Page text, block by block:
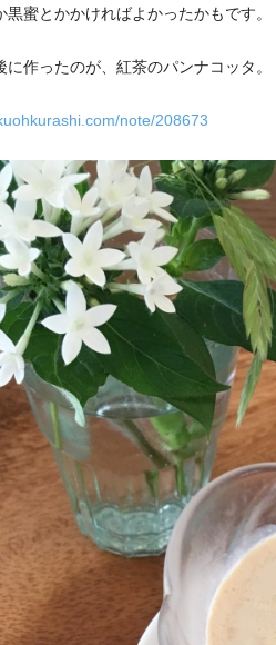
黒蜜とかかければよかったかもです。
に作ったのが、紅茶のパンナコッタ。
note/208673